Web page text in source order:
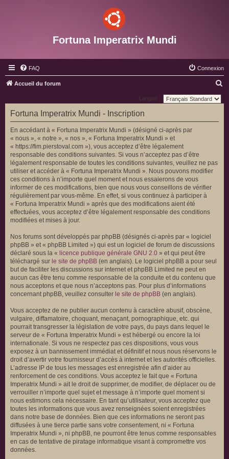
Fortuna Imperatrix Mundi
FAQ Connexion
Accueil du forum
Langue :
Fortuna Imperatrix Mundi - Inscription
En accédant à « Fortuna Imperatrix Mundi » (désigné ci-après par
« nous », « notre », « nos », « Fortuna Imperatrix Mundi » et
« https://fim.pierstoval.com »), vous acceptez d’être légalement
responsable des conditions suivantes. Si vous n’acceptez pas d’être
légalement responsable de toutes les conditions suivantes, veuillez ne pas
utiliser et accéder à « Fortuna Imperatrix Mundi ». Nous pouvons modifier
ces conditions à n’importe quel moment et nous essaierons de vous
informer de ces modifications, bien que nous vous conseillons de vérifier
régulièrement par vous-même. En effet, si vous continuez à participer à
« Fortuna Imperatrix Mundi » après que des modifications aient été
effectuées, vous acceptez d’être légalement responsable des conditions
modifiées et mises à jour.
Nos forums sont développés par phpBB (désignés ci-après par « logiciel
phpBB » et « phpBB Limited ») qui est un logiciel de forum de discussions
déclaré sous la « licence publique générale GNU 2.0 » et qui peut être
téléchargé sur le site de phpBB (en anglais). Le logiciel phpBB a pour seul
but de faciliter les discussions sur internet et phpBB Limited ne peut en
aucun cas être tenu comme responsable de la conduite et du contenu que
nous acceptons et que nous n’acceptons pas. Pour plus d’informations
concernant phpBB, veuillez consulter le site de phpBB (en anglais).
Vous acceptez de ne publier aucun contenu à caractère abusif, obscène,
vulgaire, diffamatoire, choquant, menaçant, pornographique, etc. qui
pourrait transgresser la législation de votre pays, du pays dans lequel le
serveur de « Fortuna Imperatrix Mundi » est hébergé ou encore la loi
internationale. Si vous ne respectez pas ces dispositions, vous vous
exposez à un bannissement immédiat et définitif et nous nous réservons le
droit d’avertir votre fournisseur d’accès à internet et les autorités officielles.
L’adresse IP de tous les messages est enregistrée afin d’aider au
renforcement de ces conditions. Vous acceptez le fait que « Fortuna
Imperatrix Mundi » ait le droit de supprimer, de modifier, de déplacer ou de
verrouiller n’importe quel sujet et message à n’importe quel moment si
nous estimons cela nécessaire. En tant qu’utilisateur, vous acceptez que
toutes les informations que vous avez renseignées soient enregistrées
dans notre base de données. Bien que ces informations ne seront pas
diffusées à une tierce partie sans votre consentement, ni « Fortuna
Imperatrix Mundi », ni phpBB, ne pourront être tenus comme responsables
en cas de tentative de piratage informatique visant à compromettre vos
données.